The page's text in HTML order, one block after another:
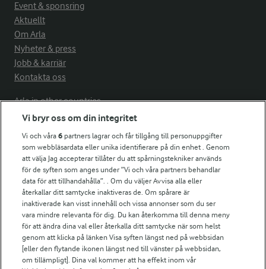
Event & sponsring
Aktuellt
Om Arla
Nyheter & press
Jobb & karriär
Kontakta oss
Arla in other countries
Fler Arlasajter
För ägare
Arlas kundportal
Arla.com
Falbygdens Ost
Arla webbshop
Bildbank
Vi bryr oss om din integritet
Vi och våra6 partners lagrar och får tillgång till personuppgifter
som webbläsardata eller unika identifierare på din enhet . Genom
att välja Jag accepterar tillåter du att spårningstekniker används
för de syften som anges under ”Vi och våra partners behandlar
data för att tillhandahålla”. . Om du väljer Avvisa alla eller
återkallar ditt samtycke inaktiveras de. Om spårare är
inaktiverade kan visst innehåll och vissa annonser som du ser
vara mindre relevanta för dig. Du kan återkomma till denna meny
för att ändra dina val eller återkalla ditt samtycke när som helst
genom att klicka på länken Visa syften längst ned på webbsidan
[eller den flytande ikonen längst ned till vänster på webbsidan,
om tillämpligt]. Dina val kommer att ha effekt inom vår